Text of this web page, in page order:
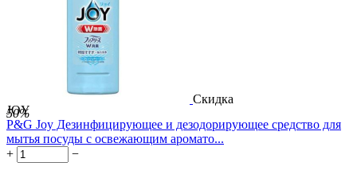
Скидка
50%
JOY
P&G Joy Дезинфицирующее и дезодорирующее средство для
мытья посуды с освежающим аромато...
+
−